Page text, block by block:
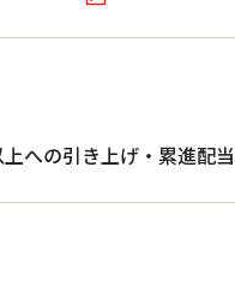
への引き上げ・累進配